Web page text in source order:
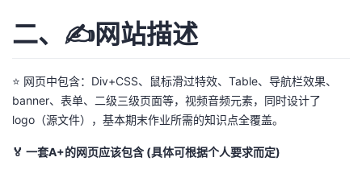
学
我
的
我
持
的
技
我
的
二、✍️网站描述
⭐ 网页中包含：Div+CSS、鼠标滑过特效、Table、导航栏效果、
banner、表单、二级三级页面等，视频音频元素，同时设计了
logo（源文件），基本期末作业所需的知识点全覆盖。
🏅 一套A+的网页应该包含 (具体可根据个人要求而定)